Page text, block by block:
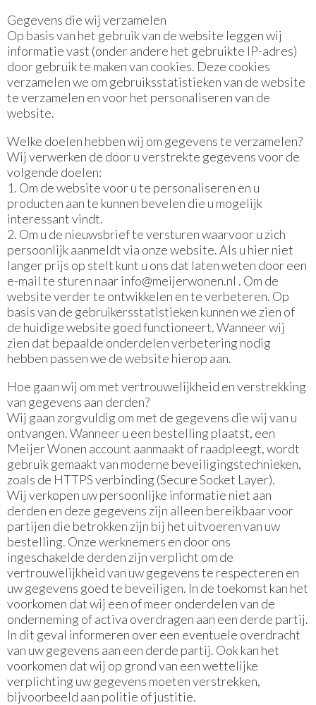
Gegevens die wij verzamelen
Op basis van het gebruik van de website leggen wij
informatie vast (onder andere het gebruikte IP-adres)
door gebruik te maken van cookies. Deze cookies
verzamelen we om gebruiksstatistieken van de website
te verzamelen en voor het personaliseren van de
website.
Welke doelen hebben wij om gegevens te verzamelen?
Wij verwerken de door u verstrekte gegevens voor de
volgende doelen:
1. Om de website voor u te personaliseren en u
producten aan te kunnen bevelen die u mogelijk
interessant vindt.
2. Om u de nieuwsbrief te versturen waarvoor u zich
persoonlijk aanmeldt via onze website. Als u hier niet
langer prijs op stelt kunt u ons dat laten weten door een
e-mail te sturen naarinfo@meijerwonen.nl . Om de
website verder te ontwikkelen en te verbeteren. Op
basis van de gebruikersstatistieken kunnen we zien of
de huidige website goed functioneert. Wanneer wij
zien dat bepaalde onderdelen verbetering nodig
hebben passen we de website hierop aan.
Hoe gaan wij om met vertrouwelijkheid en verstrekking
van gegevens aan derden?
Wij gaan zorgvuldig om met de gegevens die wij van u
ontvangen. Wanneer u een bestelling plaatst, een
Meijer Wonen account aanmaakt of raadpleegt, wordt
gebruik gemaakt van moderne beveiligingstechnieken,
zoals de HTTPS verbinding (Secure Socket Layer).
Wij verkopen uw persoonlijke informatie niet aan
derden en deze gegevens zijn alleen bereikbaar voor
partijen die betrokken zijn bij het uitvoeren van uw
bestelling. Onze werknemers en door ons
ingeschakelde derden zijn verplicht om de
vertrouwelijkheid van uw gegevens te respecteren en
uw gegevens goed te beveiligen. In de toekomst kan het
voorkomen dat wij een of meer onderdelen van de
onderneming of activa overdragen aan een derde partij.
In dit geval informeren over een eventuele overdracht
van uw gegevens aan een derde partij. Ook kan het
voorkomen dat wij op grond van een wettelijke
verplichting uw gegevens moeten verstrekken,
bijvoorbeeld aan politie of justitie.